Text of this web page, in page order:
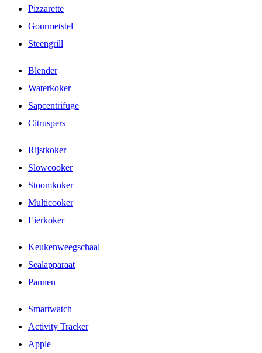
Pizzarette
Gourmetstel
Steengrill
Blender
Waterkoker
Sapcentrifuge
Citruspers
Rijstkoker
Slowcooker
Stoomkoker
Multicooker
Eierkoker
Keukenweegschaal
Sealapparaat
Pannen
Smartwatch
Activity Tracker
Apple